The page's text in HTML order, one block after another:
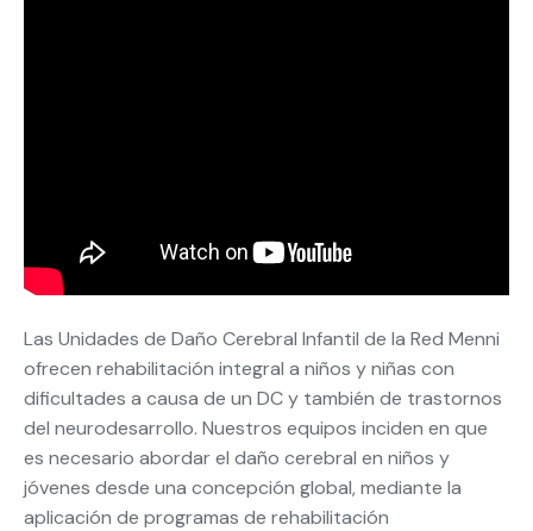
Las Unidades de Daño Cerebral Infantil de la Red Menni
ofrecen rehabilitación integral a niños y niñas con
dificultades a causa de un DC y también de trastornos
del neurodesarrollo. Nuestros equipos inciden en que
es necesario abordar el daño cerebral en niños y
jóvenes desde una concepción global, mediante la
aplicación de programas de rehabilitación